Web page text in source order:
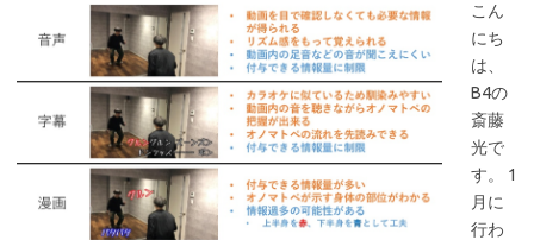
こん
にち
は、
B4の
斎藤
光で
す。 1
月に
行わ